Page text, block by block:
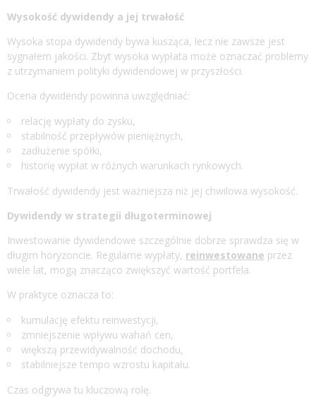
Wysokość dywidendy a jej trwałość
Wysoka stopa dywidendy bywa kusząca, lecz nie zawsze jest
sygnałem jakości. Zbyt wysoka wypłata może oznaczać problemy
z utrzymaniem polityki dywidendowej w przyszłości.
Ocena dywidendy powinna uwzględniać:
relację wypłaty do zysku,
stabilność przepływów pieniężnych,
zadłużenie spółki,
historię wypłat w różnych warunkach rynkowych.
Trwałość dywidendy jest ważniejsza niż jej chwilowa wysokość.
Dywidendy w strategii długoterminowej
Inwestowanie dywidendowe szczególnie dobrze sprawdza się w
długim horyzoncie. Regularne wypłaty, reinwestowane przez
wiele lat, mogą znacząco zwiększyć wartość portfela.
W praktyce oznacza to:
kumulację efektu reinwestycji,
zmniejszenie wpływu wahań cen,
większą przewidywalność dochodu,
stabilniejsze tempo wzrostu kapitału.
Czas odgrywa tu kluczową rolę.